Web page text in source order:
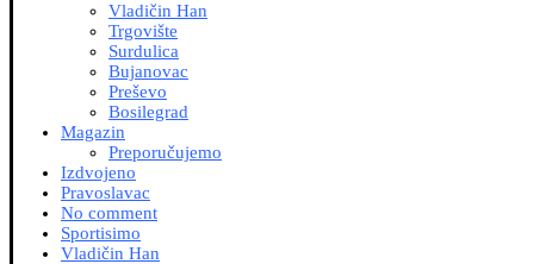
Vladičin Han
Trgovište
Surdulica
Bujanovac
Preševo
Bosilegrad
Magazin
Preporučujemo
Izdvojeno
Pravoslavac
No comment
Sportisimo
Vladičin Han